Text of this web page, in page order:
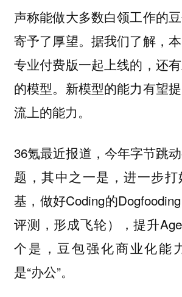
声称能做大多数白领工作的
寄予了厚望。据我们了解，
专业付费版一起上线的，还
的模型。新模型的能力有望
流上的能力。
36氪最近报道，今年字节跳
题，其中之一是，进一步打
基，做好Coding的Dogfooding
评测，形成飞轮），提升
个是，豆包强化商业化能
是“办公”。